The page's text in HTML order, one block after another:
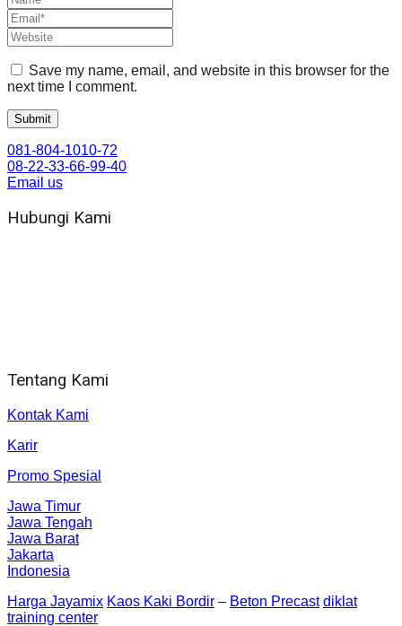
Save my name, email, and website in this browser for the
next time I comment.
081-804-1010-72
08-22-33-66-99-40
Email us
Hubungi Kami
Tentang Kami
Kontak Kami
Karir
Promo Spesial
Jawa Timur
Jawa Tengah
Jawa Barat
Jakarta
Indonesia
Harga Jayamix Kaos Kaki Bordir – Beton Precast diklat
training center